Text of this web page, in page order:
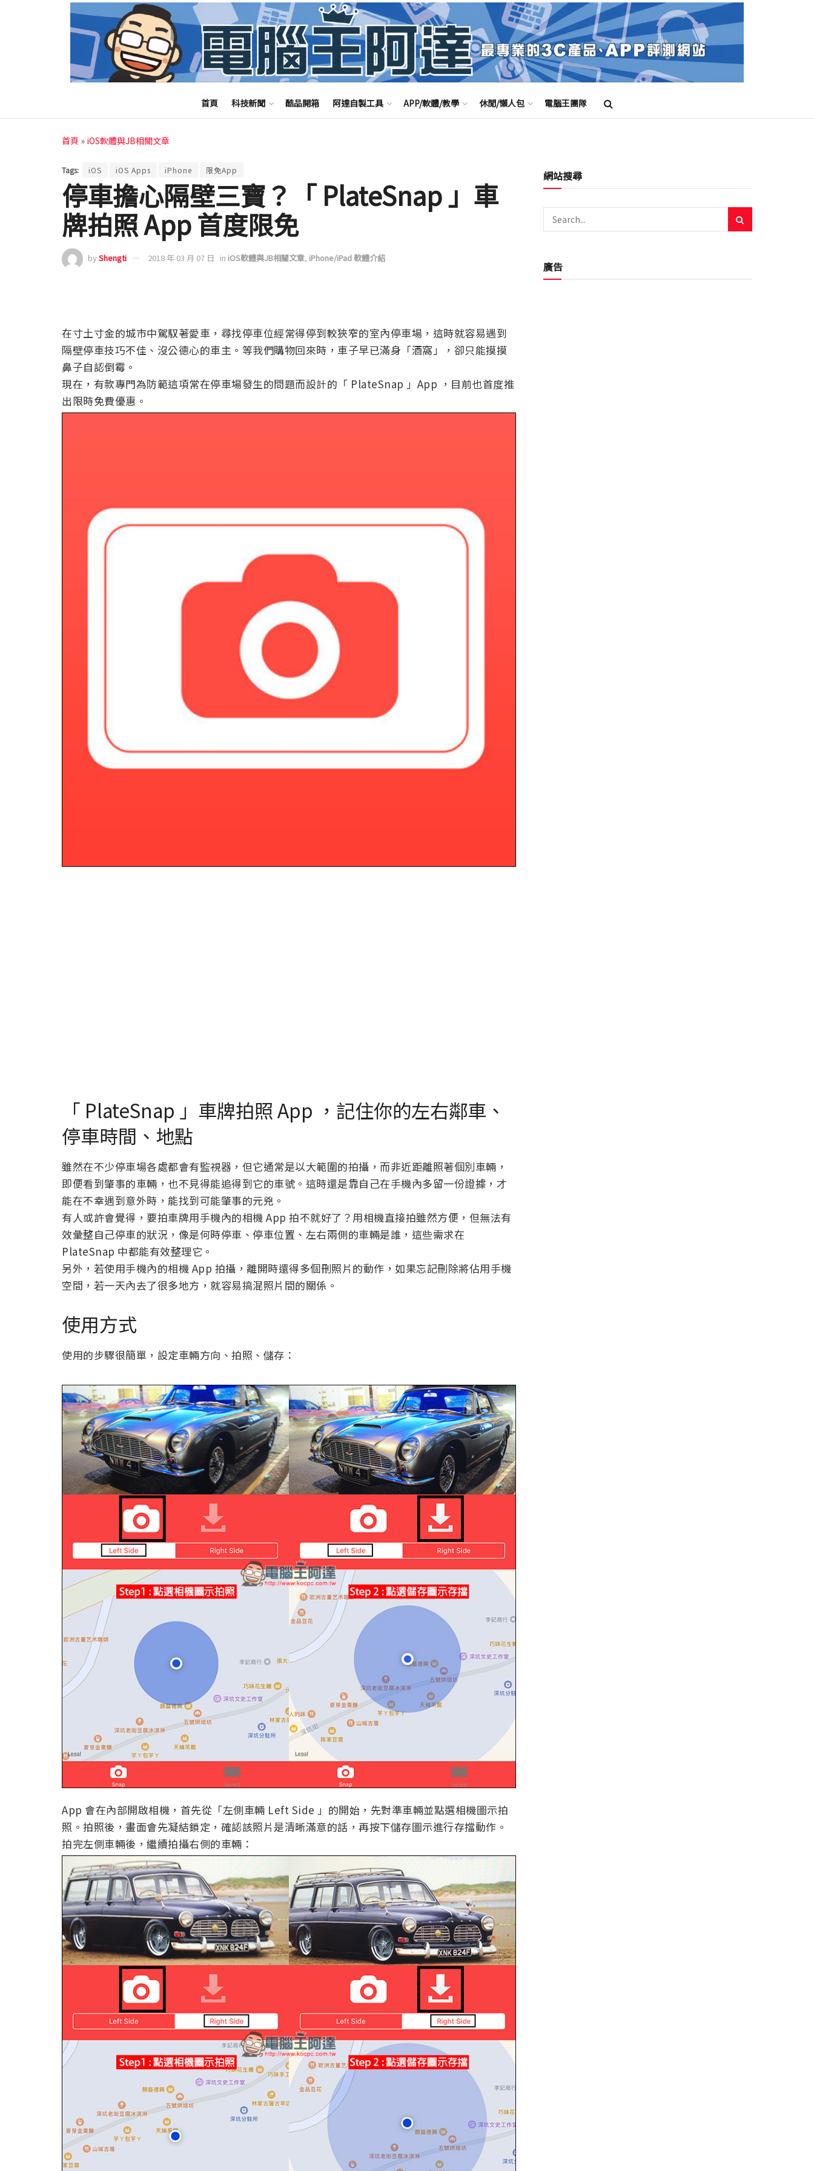
首頁 科技新聞 酷品開箱 阿達自製工具 APP/軟體/教學 休閒/懶人包 電腦王團隊
首頁 » iOS軟體與JB相關文章
Tags: iOS iOS Apps iPhone 限免App
停車擔心隔壁三寶？「 PlateSnap 」車
牌拍照 App 首度限免
byShengti 2018 年 03 月 07 日 in iOS軟體與JB相關文章, iPhone/iPad 軟體介紹
在寸土寸金的城市中駕馭著愛車，尋找停車位經常得停到較狹窄的室內停車場，這時就容易遇到
隔壁停車技巧不佳、沒公德心的車主。等我們購物回來時，車子早已滿身「酒窩」，卻只能摸摸
鼻子自認倒霉。
現在，有款專門為防範這項常在停車場發生的問題而設計的「 PlateSnap 」App ，目前也首度推
出限時免費優惠。
「 PlateSnap 」車牌拍照 App ，記住你的左右鄰車、
停車時間、地點
雖然在不少停車場各處都會有監視器，但它通常是以大範圍的拍攝，而非近距離照著個別車輛，
即便看到肇事的車輛，也不見得能追得到它的車號。這時還是靠自己在手機內多留一份證據，才
能在不幸遇到意外時，能找到可能肇事的元兇。
有人或許會覺得，要拍車牌用手機內的相機 App 拍不就好了？用相機直接拍雖然方便，但無法有
效彙整自己停車的狀況，像是何時停車、停車位置、左右兩側的車輛是誰，這些需求在
PlateSnap 中都能有效整理它。
另外，若使用手機內的相機 App 拍攝，離開時還得多個刪照片的動作，如果忘記刪除將佔用手機
空間，若一天內去了很多地方，就容易搞混照片間的關係。
使用方式
使用的步驟很簡單，設定車輛方向、拍照、儲存：
App 會在內部開啟相機，首先從「左側車輛 Left Side 」的開始，先對準車輛並點選相機圖示拍
照。拍照後，畫面會先凝結鎖定，確認該照片是清晰滿意的話，再按下儲存圖示進行存擋動作。
拍完左側車輛後，繼續拍攝右側的車輛：
網站搜尋
廣告